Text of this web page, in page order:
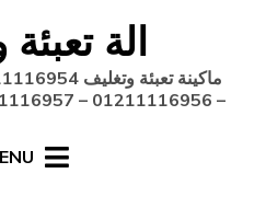
content
الة
– 01211116956 – 01211116957 – 01211116958